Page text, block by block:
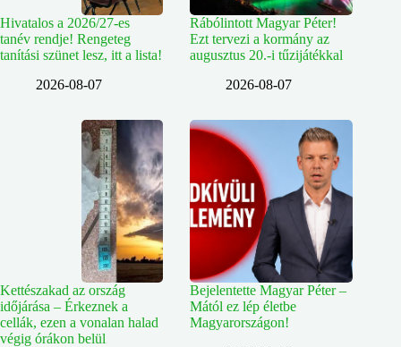
Hivatalos a 2026/27-es
tanév rendje! Rengeteg
tanítási szünet lesz, itt a lista!
2026-08-07
Rábólintott Magyar Péter!
Ezt tervezi a kormány az
augusztus 20.-i tűzijátékkal
2026-08-07
Kettészakad az ország
időjárása – Érkeznek a
cellák, ezen a vonalan halad
végig órákon belül
Bejelentette Magyar Péter –
Mától ez lép életbe
Magyarországon!